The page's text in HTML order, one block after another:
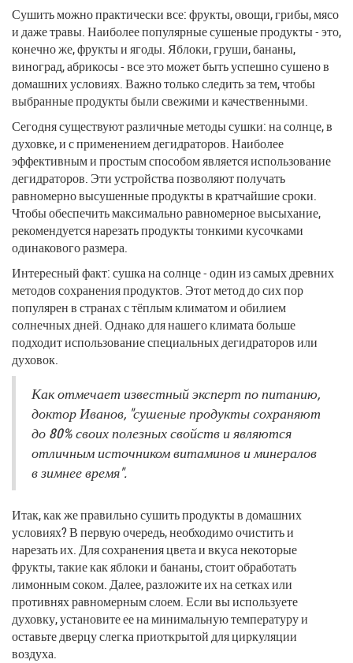
Сушить можно практически все: фрукты, овощи, грибы, мясо
и даже травы. Наиболее популярные сушеные продукты - это,
конечно же, фрукты и ягоды. Яблоки, груши, бананы,
виноград, абрикосы - все это может быть успешно сушено в
домашних условиях. Важно только следить за тем, чтобы
выбранные продукты были свежими и качественными.
Сегодня существуют различные методы сушки: на солнце, в
духовке, и с применением дегидраторов. Наиболее
эффективным и простым способом является использование
дегидраторов. Эти устройства позволяют получать
равномерно высушенные продукты в кратчайшие сроки.
Чтобы обеспечить максимально равномерное высыхание,
рекомендуется нарезать продукты тонкими кусочками
одинакового размера.
Интересный факт: сушка на солнце - один из самых древних
методов сохранения продуктов. Этот метод до сих пор
популярен в странах с тёплым климатом и обилием
солнечных дней. Однако для нашего климата больше
подходит использование специальных дегидраторов или
духовок.
Как отмечает известный эксперт по питанию,
доктор Иванов, "сушеные продукты сохраняют
до 80% своих полезных свойств и являются
отличным источником витаминов и минералов
в зимнее время".
Итак, как же правильно сушить продукты в домашних
условиях? В первую очередь, необходимо очистить и
нарезать их. Для сохранения цвета и вкуса некоторые
фрукты, такие как яблоки и бананы, стоит обработать
лимонным соком. Далее, разложите их на сетках или
противнях равномерным слоем. Если вы используете
духовку, установите ее на минимальную температуру и
оставьте дверцу слегка приоткрытой для циркуляции
воздуха.